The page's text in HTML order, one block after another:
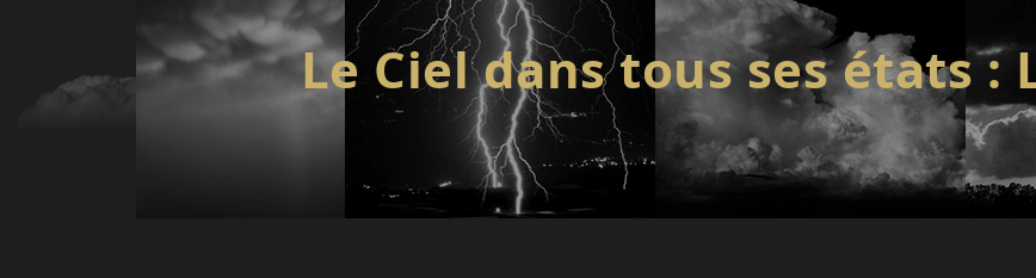
Le Ciel dans tous ses états :
.